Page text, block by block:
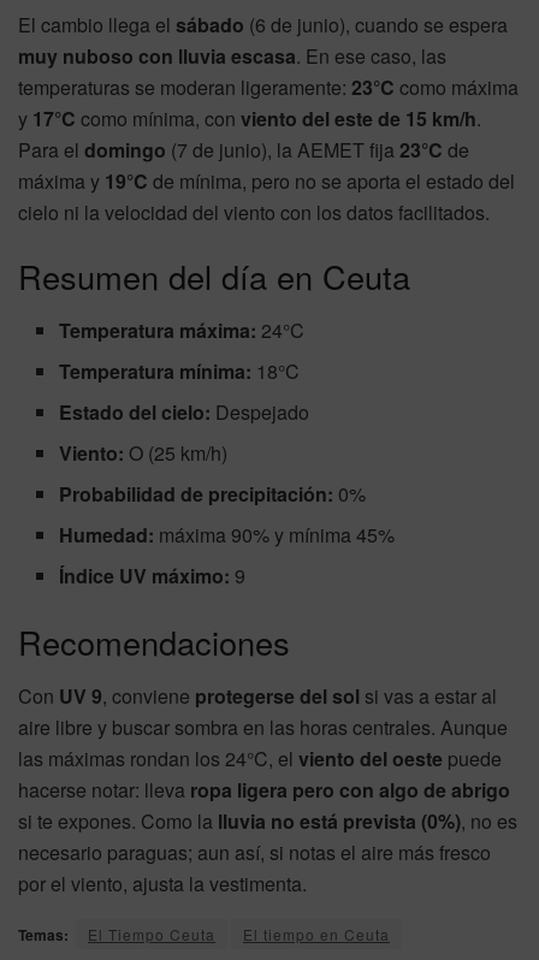
El cambio llega el sábado (6 de junio), cuando se espera
muy nuboso con lluvia escasa. En ese caso, las
temperaturas se moderan ligeramente: 23°C como máxima
y 17°C como mínima, con viento del este de 15 km/h.
Para el domingo (7 de junio), la AEMET fija23°C de
máxima y 19°C de mínima, pero no se aporta el estado del
cielo ni la velocidad del viento con los datos facilitados.
Resumen del día en Ceuta
Temperatura máxima: 24°C
Temperatura mínima: 18°C
Estado del cielo: Despejado
Viento: O (25 km/h)
Probabilidad de precipitación: 0%
Humedad: máxima 90% y mínima 45%
Índice UV máximo: 9
Recomendaciones
Con UV 9, conviene protegerse del sol si vas a estar al
aire libre y buscar sombra en las horas centrales. Aunque
las máximas rondan los 24°C, el viento del oeste puede
hacerse notar: lleva ropa ligera pero con algo de abrigo
si te expones. Como la lluvia no está prevista (0%), no es
necesario paraguas; aun así, si notas el aire más fresco
por el viento, ajusta la vestimenta.
Temas: El Tiempo Ceuta El tiempo en Ceuta